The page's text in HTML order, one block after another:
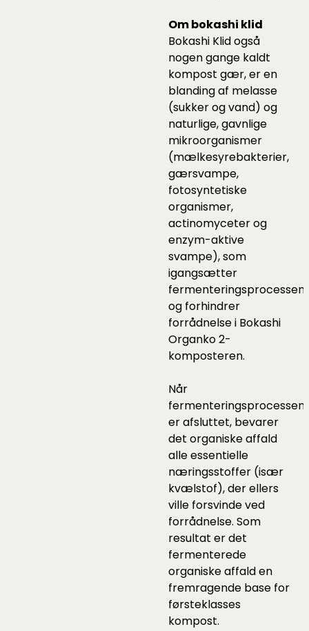
Om bokashi klid
Bokashi Klid også
nogen gange kaldt
kompost gær, er en
blanding af melasse
(sukker og vand) og
naturlige, gavnlige
mikroorganismer
(mælkesyrebakterier,
gærsvampe,
fotosyntetiske
organismer,
actinomyceter og
enzym-aktive
svampe), som
igangsætter
fermenteringsprocessen
og forhindrer
forrådnelse i Bokashi
Organko 2-
komposteren.
Når
fermenteringsprocessen
er afsluttet, bevarer
det organiske affald
alle essentielle
næringsstoffer (især
kvælstof), der ellers
ville forsvinde ved
forrådnelse. Som
resultat er det
fermenterede
organiske affald en
fremragende base for
førsteklasses
kompost.